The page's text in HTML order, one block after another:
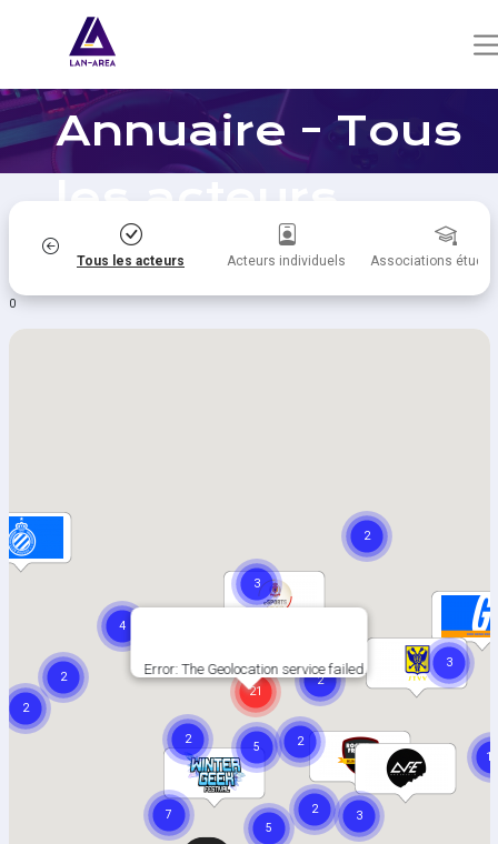
Annuaire - Tous
Tous les acteurs Acteurs individuels Associations
0
Error: The Geolocation service failed.